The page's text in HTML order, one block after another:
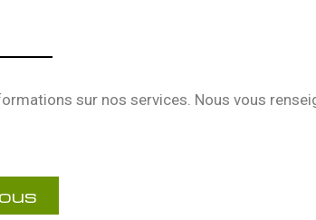
sur nos services. Nous vous